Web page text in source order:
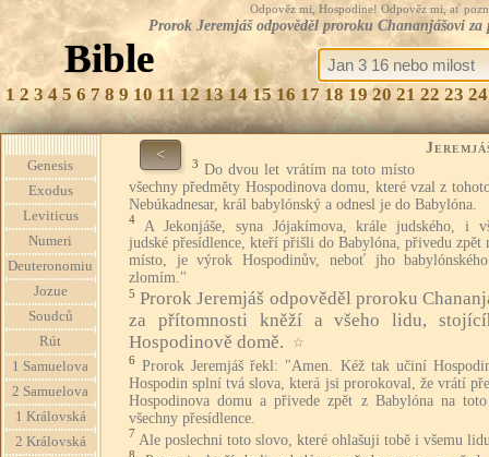
Odpověz mi, Hospodine! Odpověz mi, ať
Prorok Jeremjáš odpověděl proroku Chananjášovi
Bible
1 2 3 4 5 6 7 8 9 10 11 12 13 14 15 16 17 18 19 20 21 22 23 24
Genesis
Exodus
Leviticus
Numeri
Deuteronomiu
Jozue
Soudců
Rút
1 Samuelova
2 Samuelova
1 Královská
2 Královská
<
3 Do dvou let vrátím na toto místo
všechny předměty Hospodinova domu, které vzal z
Nebúkadnesar, král babylónský a odnesl je do Babylóna.
4
A Jekonjáše, syna Jójakímova, krále judského, i
judské přesídlence, kteří přišli do Babylóna, přivedu zpět
místo, je výrok Hospodinův, neboť jho
zlomím."
5 Prorok Jeremjáš odpověděl proroku
za přítomnosti kněží a všeho lidu,
Hospodinově domě.
☆
6 Prorok Jeremjáš řekl: "Amen. Kéž tak učiní
Hospodin splní tvá slova, která jsi prorokoval, že vrátí
Hospodinova domu a přivede zpět z Babylóna na
všechny přesídlence.
7 Ale poslechni toto slovo, které ohlašuji tobě i všemu